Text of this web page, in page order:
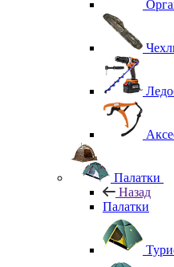
Палатки
Назад
Палатки